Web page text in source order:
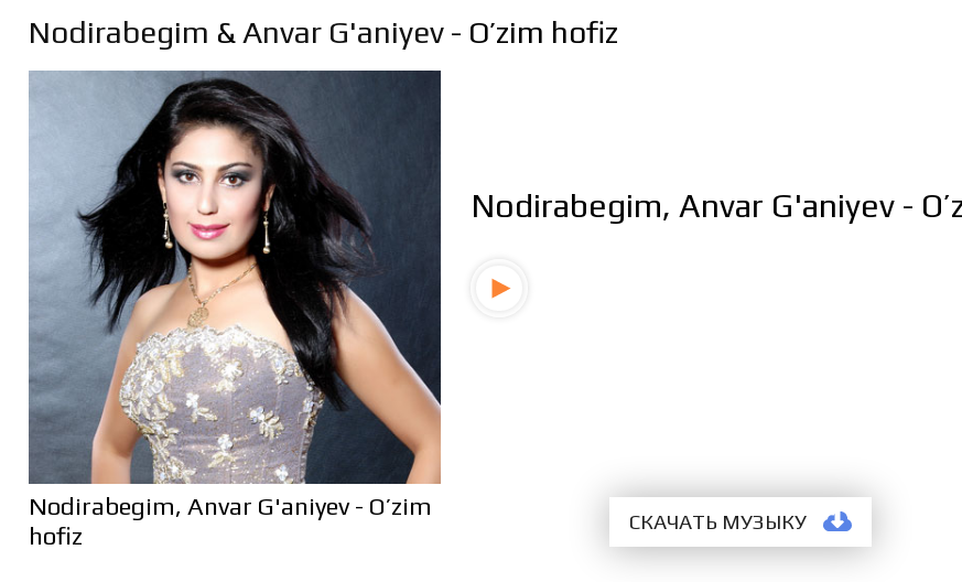
Nodirabegim & Anvar G'aniyev- O’zim hofiz
Nodirabegim, Anvar G'aniyev -
Nodirabegim, Anvar G'aniyev - O’zim
hofiz
СКАЧАТЬ МУЗЫКУ